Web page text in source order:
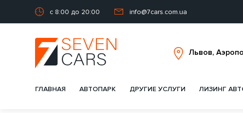
с 8:00 до 20:00 info@7cars.com.ua
ГЛАВНАЯ АВТОПАРК ДРУГИЕ УСЛУГИ ЛИЗИНГ